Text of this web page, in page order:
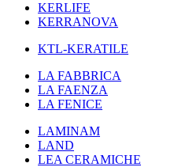
KERLIFE
KERRANOVA
KTL-KERATILE
LA FABBRICA
LA FAENZA
LA FENICE
LAMINAM
LAND
LEA CERAMICHE